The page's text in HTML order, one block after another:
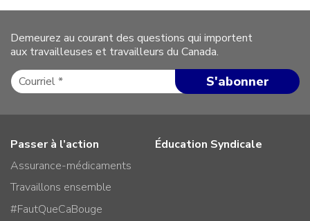
Demeurez au courant des questions qui importent
aux travailleuses et travailleurs du Canada.
Passer à l’action
Assurance-médicaments
Travaillons ensemble
#FautQueCaBouge
Éducation Syndicale